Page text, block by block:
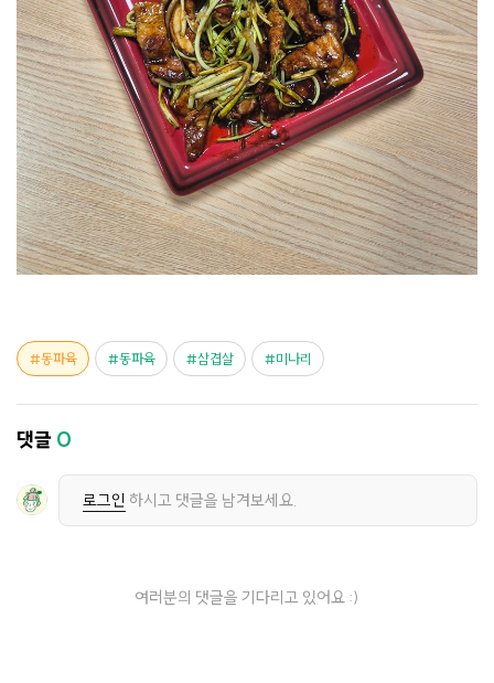
동파육 동파육 삼겹살 미나리
댓글 0
로그인 하시고 댓글을 남겨보세요.
여러분의 댓글을 기다리고 있어요 :)